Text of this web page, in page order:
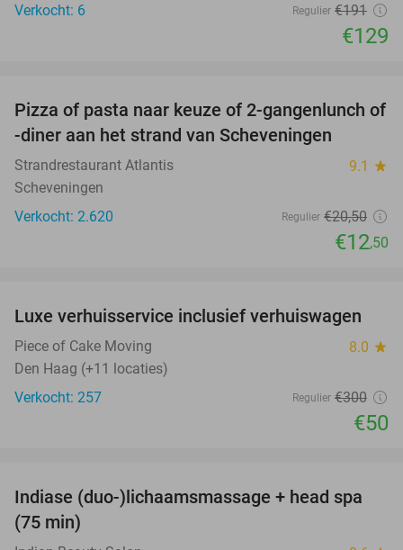
Verkocht: 6
Regulier €191
€129
39%
Pizza of pasta naar keuze of 2-gangenlunch of
-diner aan het strand van Scheveningen
Strandrestaurant Atlantis 9.1 star
Scheveningen
Verkocht: 2.620
Regulier €20,50
€12,50
83%
Luxe verhuisservice inclusief verhuiswagen
Piece of Cake Moving 8.0 star
Den Haag (+11 locaties)
Verkocht: 257
Regulier €300
€50
46%
Indiase (duo-)lichaamsmassage + head spa
(75 min)